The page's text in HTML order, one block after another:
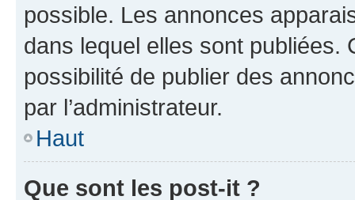
possible. Les annonces
dans lequel elles sont publiées.
possibilité de publier des
par l’administrateur.
Haut
Que sont les post-it ?